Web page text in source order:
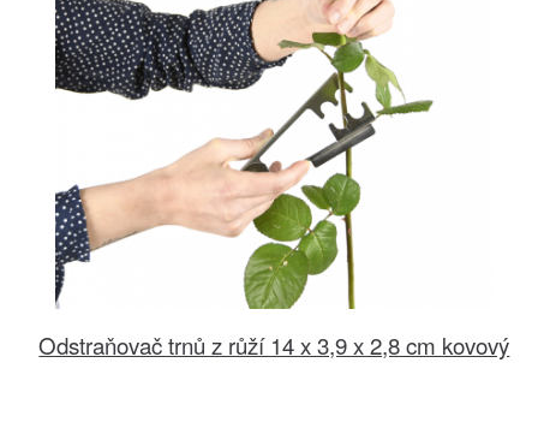
Odstraňovač trnů z růží 14 x 3,9 x 2,8 cm kovový